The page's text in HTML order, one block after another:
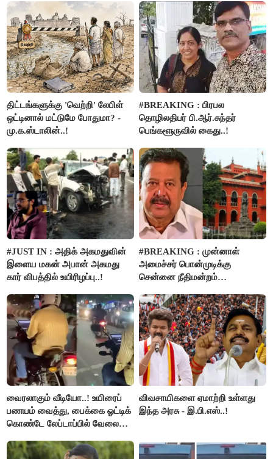
இளங்கோ
எதிர்ப்பு!
திட்டங்களுக்கு 'வெற்றி' லேபிள்
ஒட்டினால் மட்டுமே போதுமா? -
மு.க.ஸ்டாலின்..!
#BREAKING : பிரபல
தொழிலதிபர் பி.ஆர்.சுந்தர்
பெங்களூருவில் கைது..!
#JUST IN : அதிக் அகமதுவின்
இளைய மகன் அபான் அகமது
கார் விபத்தில் உயிரிழப்பு..!
#BREAKING : முன்னாள்
அமைச்சர் பொன்முடிக்கு
சென்னை நீதிமன்றம்
வைரலாகும் வீடியோ..! உயிரைப்
பணயம் வைத்து, பைக்கை ஓட்டிக்
கொண்டே லேப்டாப்பில் வேலை
விவசாயிகளை ஏமாற்றி உள்ளது
இந்த அரசு - இ.பி.எஸ்..!